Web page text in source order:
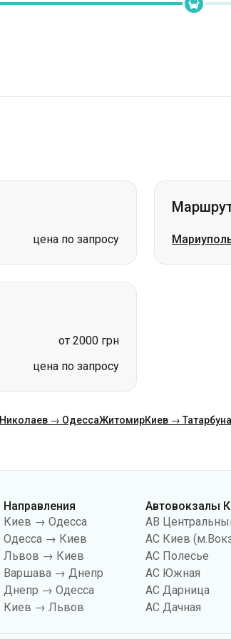
цена по запросу
от 2000 грн
цена по запросу
Николаев → ОдессаЖитомирКиев →
Направления
Киев → Одесса
Одесса → Киев
Львов → Киев
Варшава → Днепр
Днепр → Одесса
Киев → Львов
Автовокзалы
АВ
АС Киев
АС Полесье
АС Южная
АС Дарница
АС Дачная